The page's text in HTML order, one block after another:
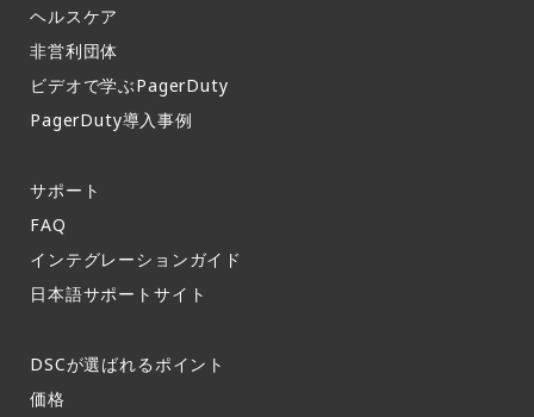
ヘルスケア
非営利団体
ビデオで学ぶPagerDuty
PagerDuty導入事例​
サポート​
FAQ​
インテグレーションガイド​
日本語サポートサイト​
DSCが選ばれるポイント
価格